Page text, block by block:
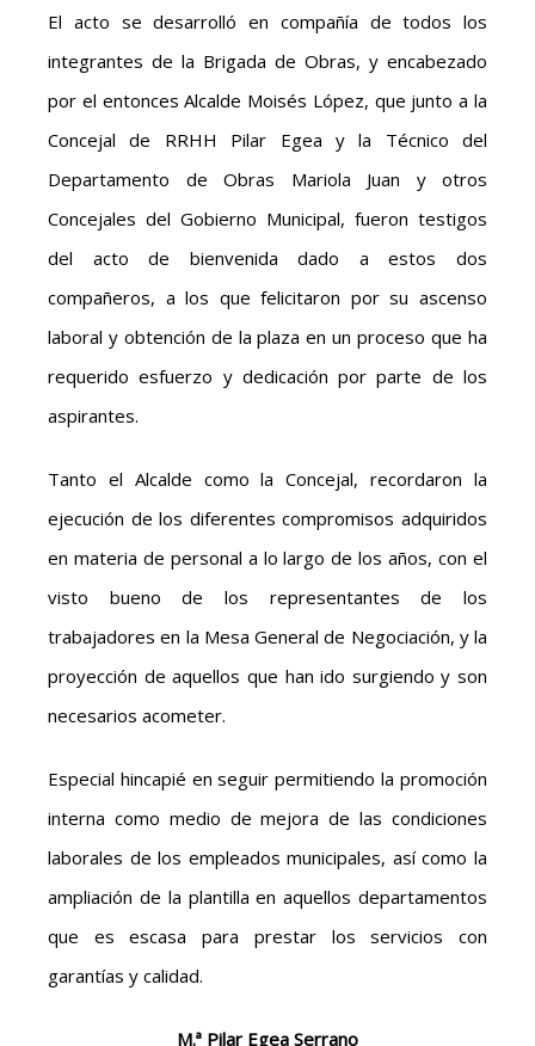
El acto se desarrolló en compañía de todos los
integrantes de la Brigada de Obras, y encabezado
por el entonces Alcalde Moisés López, que junto a la
Concejal de RRHH Pilar Egea y la Técnico del
Departamento de Obras Mariola Juan y otros
Concejales del Gobierno Municipal, fueron testigos
del acto de bienvenida dado a estos dos
compañeros, a los que felicitaron por su ascenso
laboral y obtención de la plaza en un proceso que ha
requerido esfuerzo y dedicación por parte de los
aspirantes.
Tanto el Alcalde como la Concejal, recordaron la
ejecución de los diferentes compromisos adquiridos
en materia de personal a lo largo de los años, con el
visto bueno de los representantes de los
trabajadores en la Mesa General de Negociación, y la
proyección de aquellos que han ido surgiendo y son
necesarios acometer.
Especial hincapié en seguir permitiendo la promoción
interna como medio de mejora de las condiciones
laborales de los empleados municipales, así como la
ampliación de la plantilla en aquellos departamentos
que es escasa para prestar los servicios con
garantías y calidad.
M.ª Pilar Egea Serrano